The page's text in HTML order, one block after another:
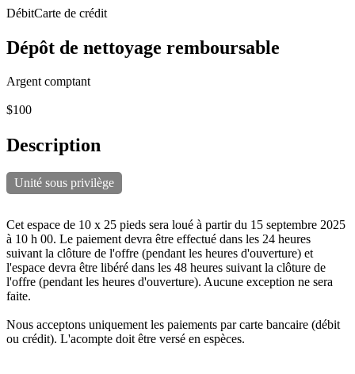
DébitCarte de crédit
Dépôt de nettoyage remboursable
Argent comptant
$100
Description
Unité sous privilège
Cet espace de 10 x 25 pieds sera loué à partir du 15 septembre 2025
à 10 h 00. Le paiement devra être effectué dans les 24 heures
suivant la clôture de l'offre (pendant les heures d'ouverture) et
l'espace devra être libéré dans les 48 heures suivant la clôture de
l'offre (pendant les heures d'ouverture). Aucune exception ne sera
faite.
Nous acceptons uniquement les paiements par carte bancaire (débit
ou crédit). L'acompte doit être versé en espèces.